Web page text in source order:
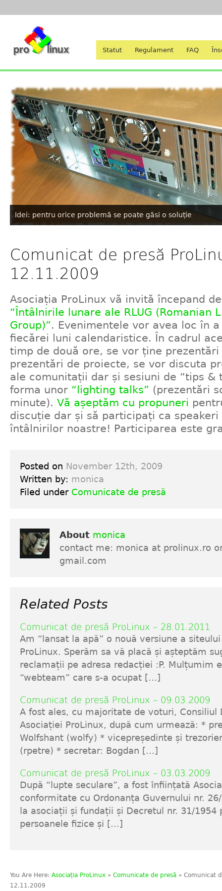
Statut Regulament FAQ
Idei: pentru orice problemă se poate găsi o soluție
Comunicat de presă
12.11.2009
Asociația ProLinux vă invită începand
“Întâlnirile lunare ale RLUG (Romanian
Group)”. Evenimentele vor avea loc în
fiecărei luni calendaristice. În cadrul
timp de două ore, se vor ține
prezentări de proiecte, se vor discuta
ale comunitații dar și sesiuni de “tips &
forma unor “lighting talks” (prezentări
minute). Vă așeptăm cu propuneri
discuție dar și să participați ca
întâlnirilor noastre! Participarea este
Posted on November 12th, 2009
Written by: monica
Filed under Comunicate de presă
About monica
contact me: monica at prolinux.ro
gmail.com
Related Posts
Comunicat de presă ProLinux – 28.01.2011
Am “lansat la apă” o nouă versiune a
ProLinux. Sperăm sa vă placă și așteptăm
reclamații pe adresa redacției :P. Mulțumim
“webteam” care s-a ocupat […]
Comunicat de presă ProLinux – 09.03.2009
A fost ales, cu majoritate de voturi, Consiliul
Asociației ProLinux, după cum urmează: *
Wolfshant (wolfy) * vicepreședinte și
(rpetre) * secretar: Bogdan […]
Comunicat de presă ProLinux – 03.03.2009
După “lupte seculare”, a fost înființată
conformitate cu Ordonanța Guvernului nr.
la asociații și fundații și Decretul nr. 31/1954
persoanele fizice și […]
You Are Here: Asociația ProLinux » Comunicate de presă » Comunicat
12.11.2009